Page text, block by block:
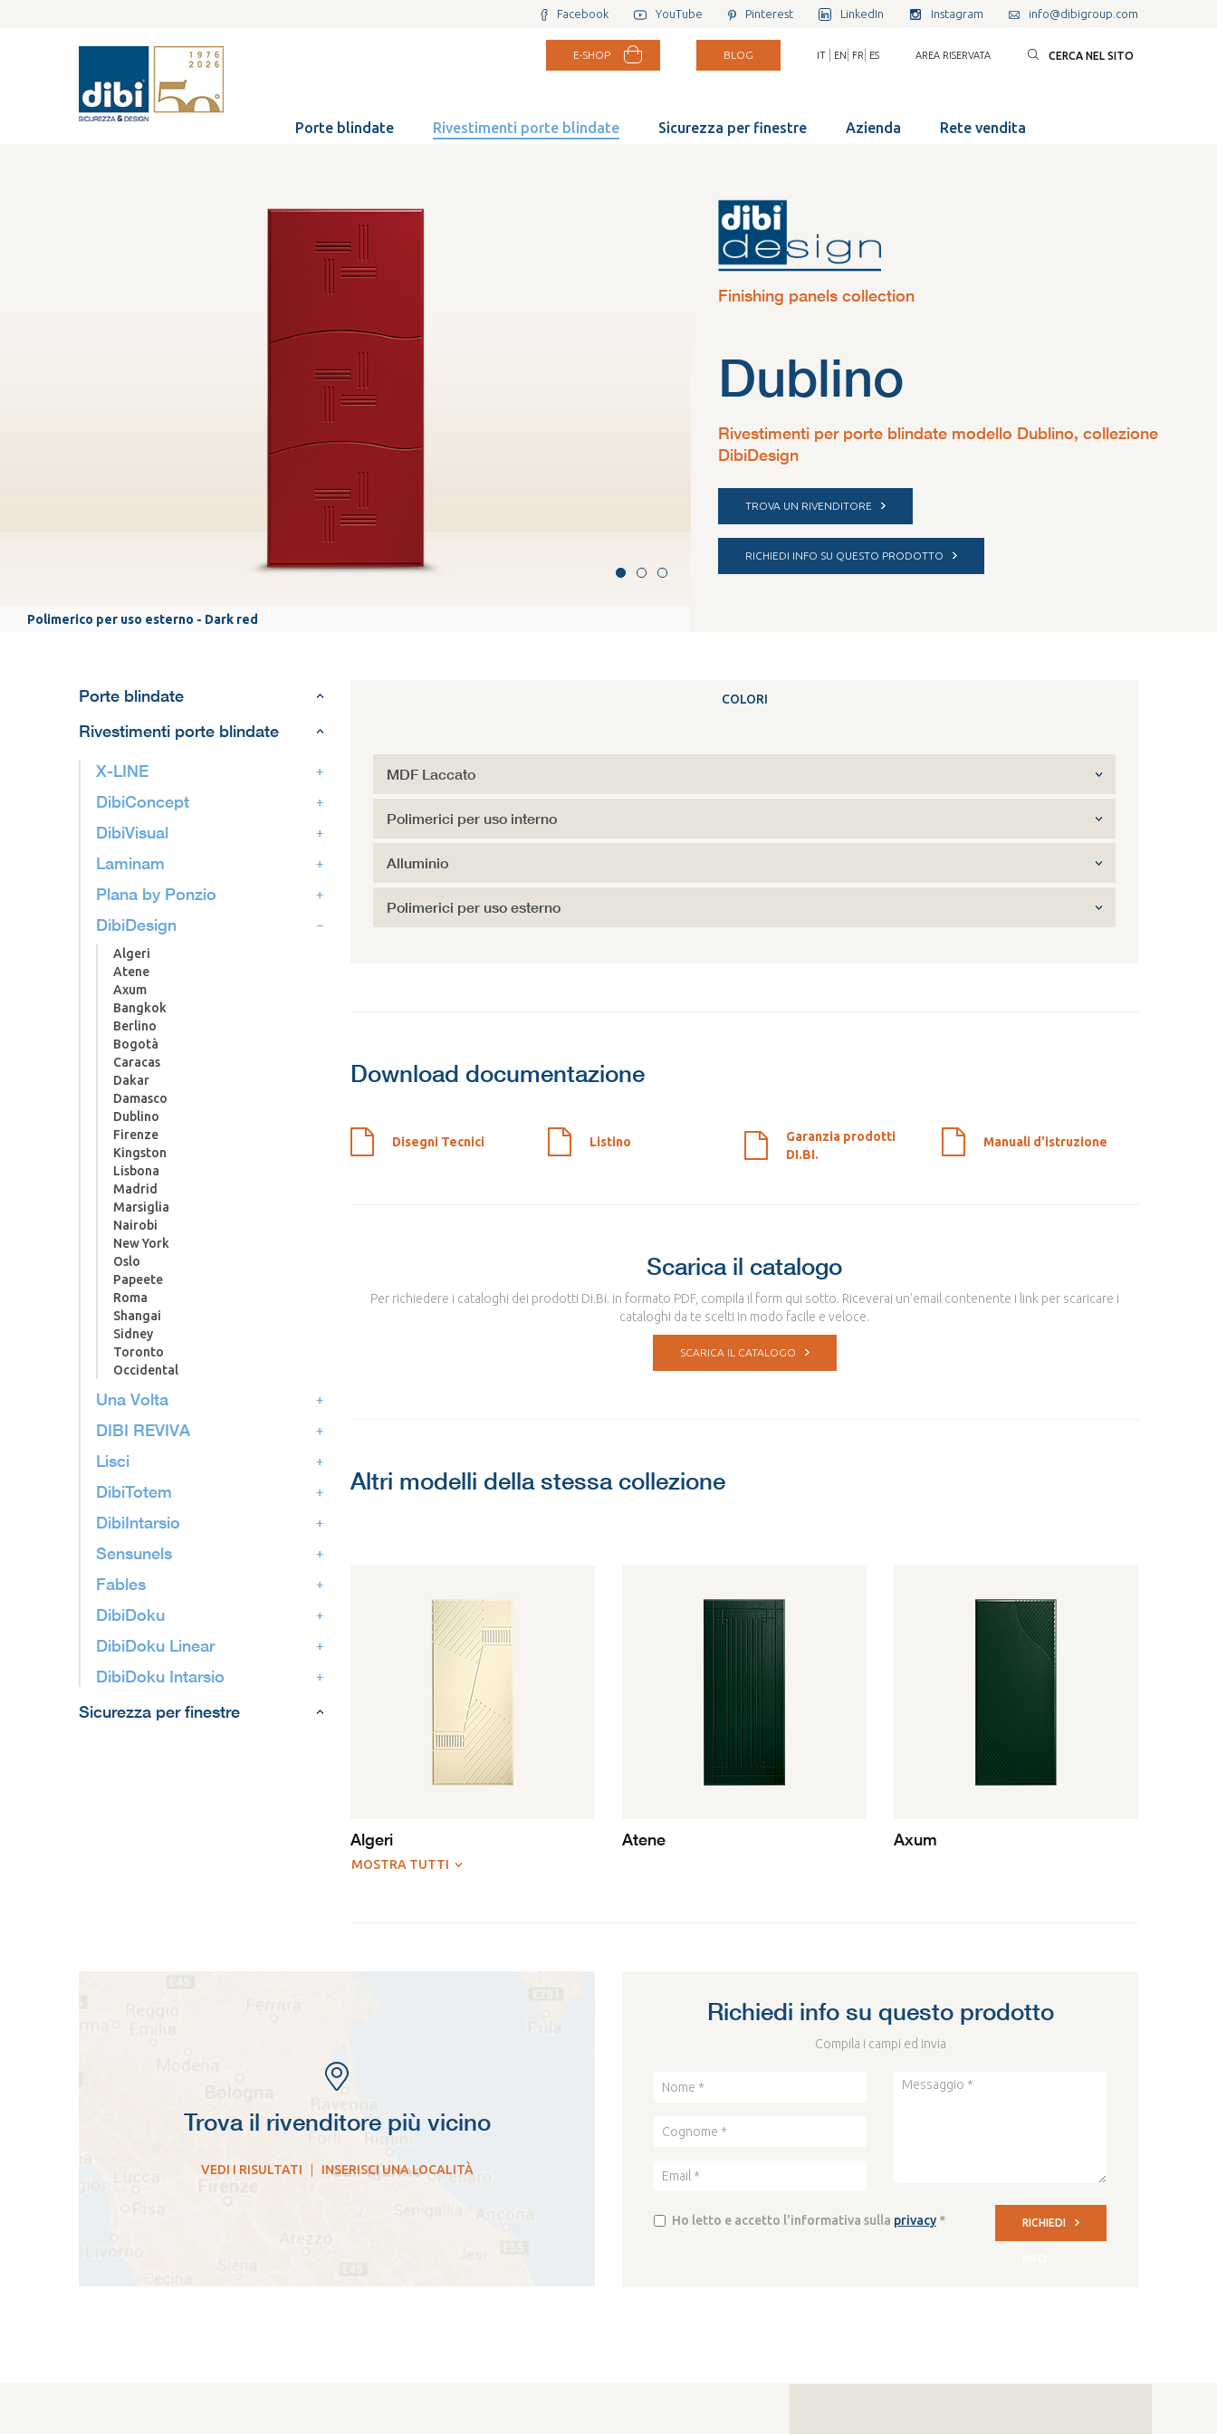
Facebook YouTube Pinterest LinkedIn Instagram info@dibigroup.com
E-SHOP BLOG IT EN FR ES AREA RISERVATA CERCA NEL SITO
Porte blindate Rivestimenti porte blindate Sicurezza per finestre Azienda Rete vendita
Polimerico per uso esterno - Dark red
Finishing panels collection
Dublino
Rivestimenti per porte blindate modello Dublino, collezione
DibiDesign
TROVA UN RIVENDITORE
RICHIEDI INFO SU QUESTO PRODOTTO
Porte blindate
Rivestimenti porte blindate
X-LINE
DibiConcept
DibiVisual
Laminam
Plana by Ponzio
DibiDesign
Algeri
Atene
Axum
Bangkok
Berlino
Bogotà
Caracas
Dakar
Damasco
Dublino
Firenze
Kingston
Lisbona
Madrid
Marsiglia
Nairobi
New York
Oslo
Papeete
Roma
Shangai
Sidney
Toronto
Occidental
Una Volta
DIBI REVIVA
Lisci
DibiTotem
DibiIntarsio
Sensunels
Fables
DibiDoku
DibiDoku Linear
DibiDoku Intarsio
Sicurezza per finestre
COLORI
MDF Laccato
Polimerici per uso interno
Alluminio
Polimerici per uso esterno
Download documentazione
Disegni Tecnici Listino
Garanzia prodotti
DI.BI.
Manuali d'istruzione
Scarica il catalogo
Per richiedere i cataloghi dei prodotti Di.Bi. in formato PDF, compila il form qui sotto. Riceverai un'email contenente i link per scaricare i
cataloghi da te scelti in modo facile e veloce.
SCARICA IL CATALOGO
Altri modelli della stessa collezione
Algeri Atene Axum
MOSTRA TUTTI
Trova il rivenditore più vicino
VEDI I RISULTATI INSERISCI UNA LOCALITÀ
Richiedi info su questo prodotto
Compila i campi ed invia
Ho letto e accetto l'informativa sulla privacy * RICHIEDI